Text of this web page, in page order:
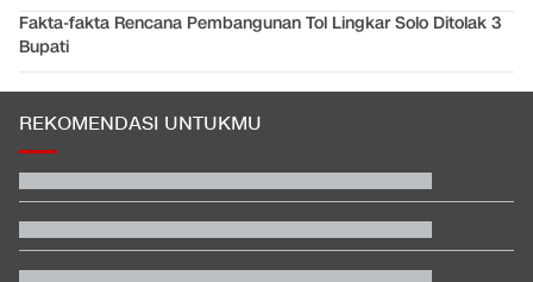
Fakta-fakta Rencana Pembangunan Tol Lingkar Solo Ditolak 3
Bupati
REKOMENDASI UNTUKMU
Jadwal Singapura vs Indonesia: Kapan, Jam Berapa, Tayang di
Mana?
Coreng Kehormatan Presiden FIFA, Infantino Didesak Mundur
Secepatnya